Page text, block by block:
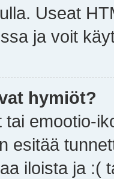
Useat
ja voit
hymiöt?
tai emootio-
esitää
iloista ja :(